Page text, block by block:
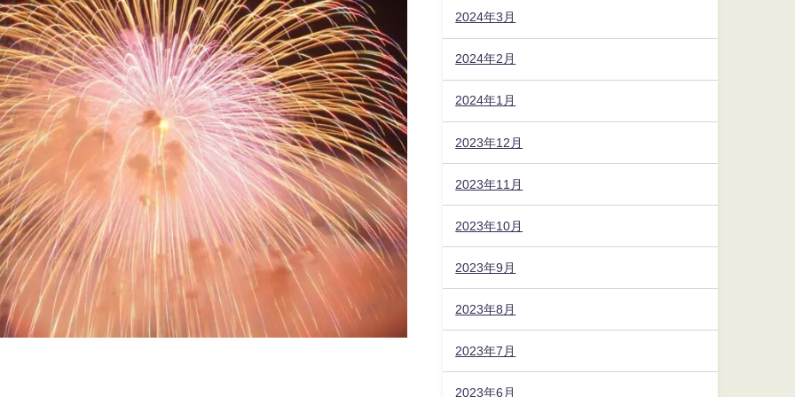
2024年3月
2024年2月
2024年1月
2023年12月
2023年11月
2023年10月
2023年9月
2023年8月
2023年7月
2023年6月